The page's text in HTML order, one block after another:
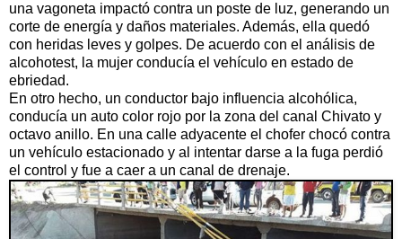
una vagoneta impactó contra un poste de luz, generando un
corte de energía y daños materiales. Además, ella quedó
con heridas leves y golpes. De acuerdo con el análisis de
alcohotest, la mujer conducía el vehículo en estado de
ebriedad.
En otro hecho, un conductor bajo influencia alcohólica,
conducía un auto color rojo por la zona del canal Chivato y
octavo anillo. En una calle adyacente el chofer chocó contra
un vehículo estacionado y al intentar darse a la fuga perdió
el control y fue a caer a un canal de drenaje.